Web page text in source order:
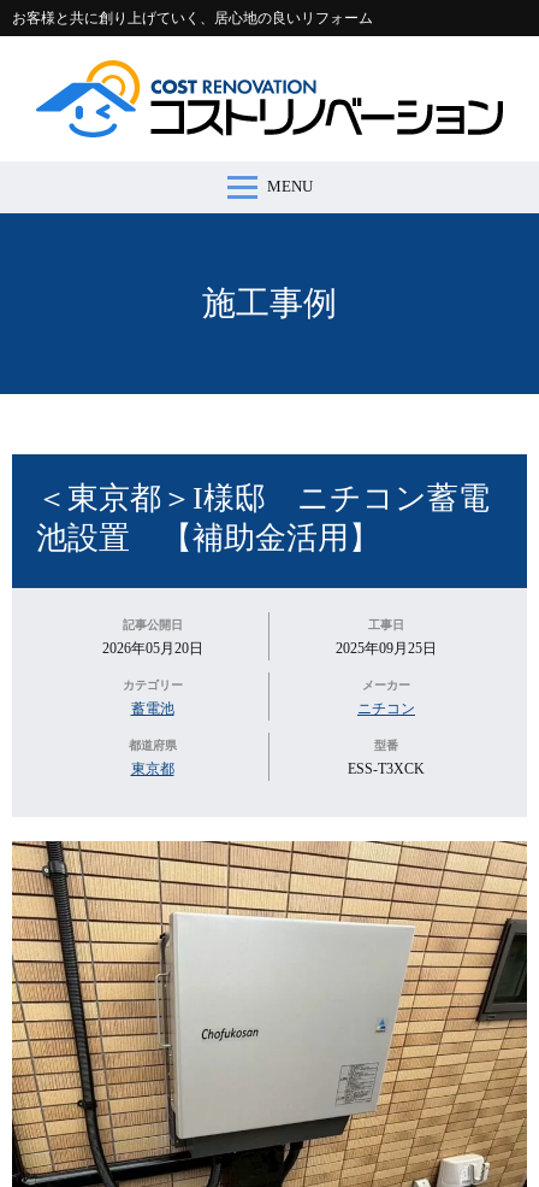
お客様と共に創り上げていく、居心地の良いリフォーム
MENU
施工事例
＜東京都＞I様邸 ニチコン蓄電
池設置 【補助金活用】
記事公開日
2026年05月20日
工事日
2025年09月25日
カテゴリー
蓄電池
メーカー
ニチコン
都道府県
東京都
型番
ESS-T3XCK